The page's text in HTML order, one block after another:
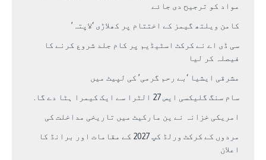
مواد کو ترجیح دی جائے
کامن ویلتھ گیمز کے اختتام پر کھلاڑی ‘لاپتہ’
سی ڈی اے نے کرکٹ اسٹیڈیم پر کام جلد شروع کرنے کا
فیصلہ کر لیا
مشرقی ایشیا ‘بے رحم گرمی’ کی لپیٹ میں
سام سنگ گلیکسی ایس 27 الٹرا سے ایک کیمرا ہٹا دے گا.
امریکی خزانہ نے ین مارکیٹ میں تاریخی مداخلت کی
مردوں کے کرکٹ ورلڈ کپ 2027 کے مقامات اور برانڈ کا
اعلان